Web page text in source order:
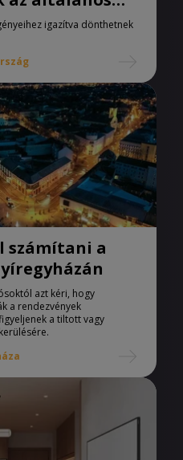
igazítva dönthetnek
számítani a
azt kéri, hogy
a rendezvények
a tiltott vagy